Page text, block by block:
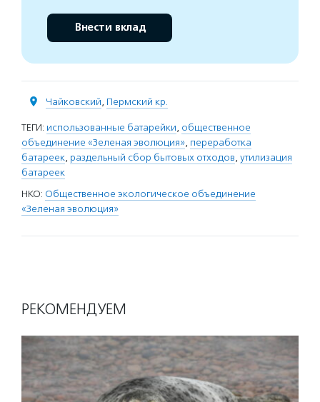
Внести вклад
Чайковский, Пермский кр.
ТЕГИ: использованные батарейки, общественное
объединение «Зеленая эволюция», переработка
батареек, раздельный сбор бытовых отходов, утилизация
батареек
НКО: Общественное экологическое объединение
«Зеленая эволюция»
РЕКОМЕНДУЕМ